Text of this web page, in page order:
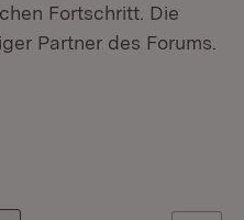
Fortschritt. Die
Partner des Forums.